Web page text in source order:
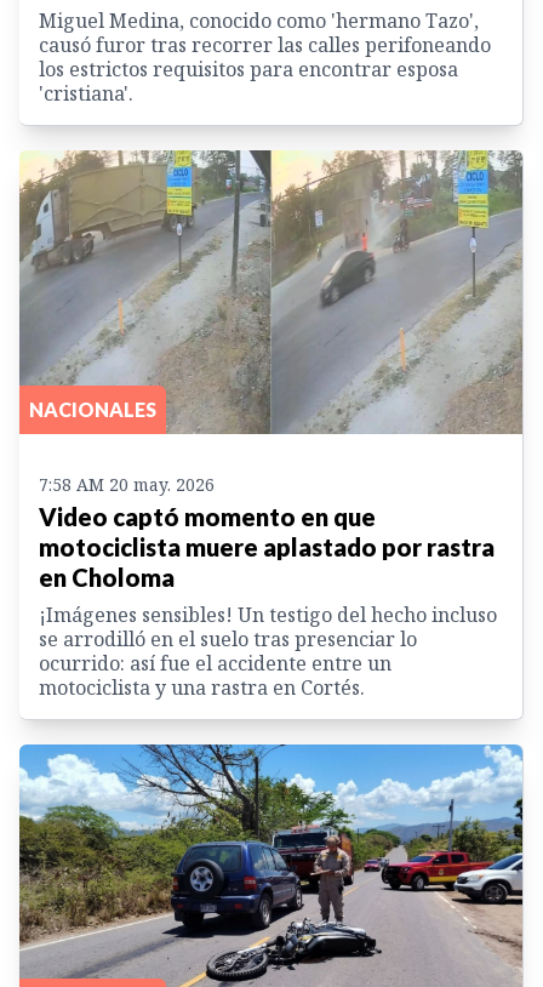
Miguel Medina, conocido como 'hermano Tazo',
causó furor tras recorrer las calles perifoneando
los estrictos requisitos para encontrar esposa
'cristiana'.
NACIONALES
7:58 AM 20 may. 2026
Video captó momento en que
motociclista muere aplastado por rastra
en Choloma
¡Imágenes sensibles! Un testigo del hecho incluso
se arrodilló en el suelo tras presenciar lo
ocurrido: así fue el accidente entre un
motociclista y una rastra en Cortés.